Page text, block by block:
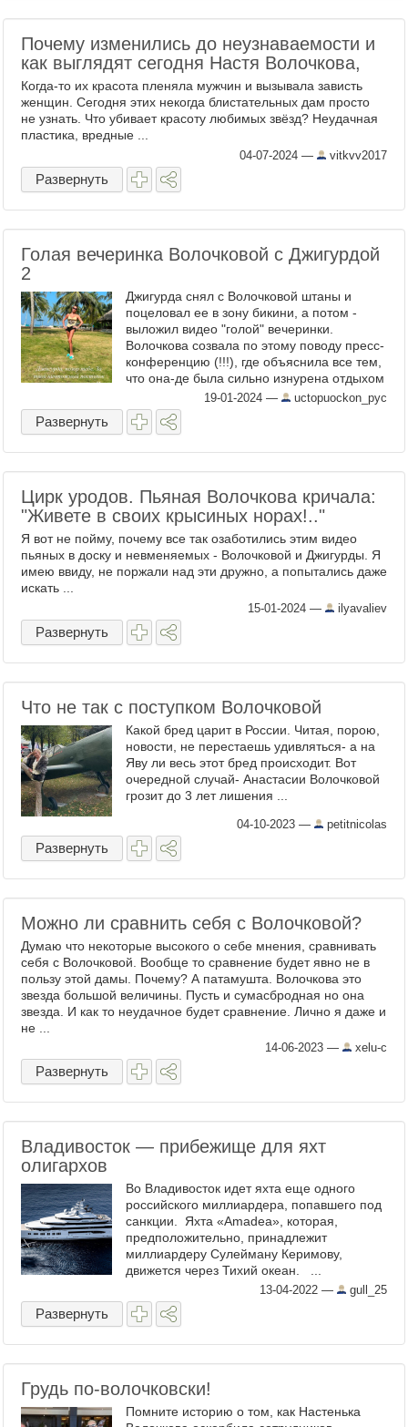
Почему изменились до неузнаваемости и
как выглядят сегодня Настя Волочкова,
Когда-то их красота пленяла мужчин и вызывала зависть
женщин. Сегодня этих некогда блистательных дам просто
не узнать. Что убивает красоту любимых звёзд? Неудачная
пластика, вредные ...
04-07-2024 — vitkvv2017
Развернуть
Голая вечеринка Волочковой с Джигурдой
2
Джигурда снял с Волочковой штаны и
поцеловал ее в зону бикини, а потом -
выложил видео "голой" вечеринки.
Волочкова созвала по этому поводу пресс-
конференцию (!!!), где объяснила все тем,
что она-де была сильно изнурена отдыхом
на Мальдивах... Шел 3 год СВО, а наша
богемка все еще ...
19-01-2024 — uctopuockon_pyc
Развернуть
Цирк уродов. Пьяная Волочкова кричала:
"Живете в своих крысиных норах!.."
Я вот не пойму, почему все так озаботились этим видео
пьяных в доску и невменяемых - Волочковой и Джигурды. Я
имею ввиду, не поржали над эти дружно, а попытались даже
искать ...
15-01-2024 — ilyavaliev
Развернуть
Что не так с поступком Волочковой
Какой бред царит в России. Читая, порою,
новости, не перестаешь удивляться- а на
Яву ли весь этот бред происходит. Вот
очередной случай- Анастасии Волочковой
грозит до 3 лет лишения ...
04-10-2023 — petitnicolas
Развернуть
Можно ли сравнить себя с Волочковой?
Думаю что некоторые высокого о себе мнения, сравнивать
себя с Волочковой. Вообще то сравнение будет явно не в
пользу этой дамы. Почему? А патамушта. Волочкова это
звезда большой величины. Пусть и сумасбродная но она
звезда. И как то неудачное будет сравнение. Лично я даже и
не ...
14-06-2023 — xelu-c
Развернуть
Владивосток — прибежище для яхт
олигархов
Во Владивосток идет яхта еще одного
российского миллиардера, попавшего под
санкции. Яхта «Amadea», которая,
предположительно, принадлежит
миллиардеру Сулейману Керимову,
движется через Тихий океан. ...
13-04-2022 — gull_25
Развернуть
Грудь по-волочковски!
Помните историю о том, как Настенька